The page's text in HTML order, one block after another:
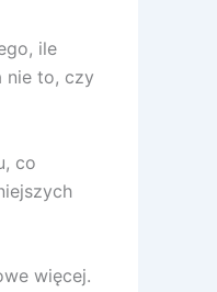
ile
nie to, czy
co
więcej.